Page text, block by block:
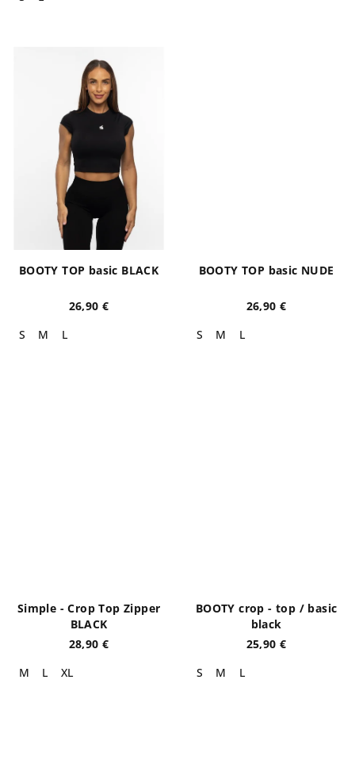
BOOTY TOP basic BLACK
26,90 €
S
M L
BOOTY TOP basic NUDE
26,90 €
S
M L
Simple - Crop Top Zipper
BLACK
28,90 €
M
L XL
BOOTY crop - top / basic
black
25,90 €
S
M L